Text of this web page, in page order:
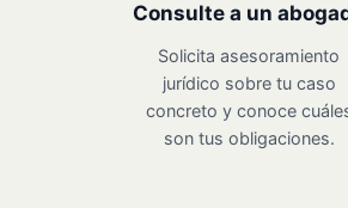
Consulte a un
Solicita asesoramiento
jurídico sobre tu caso
concreto y conoce
son tus obligaciones.